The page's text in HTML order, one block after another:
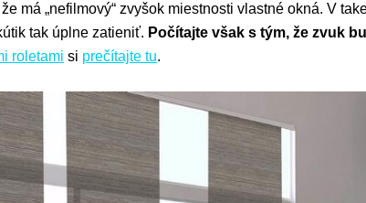
má „nefilmový“ zvyšok miestnosti vlastné okná. V
tak úplne zatieniť. Počítajte však s tým, že zvuk
roletami si prečítajte tu.